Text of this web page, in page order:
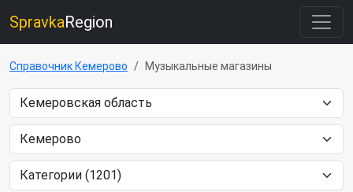
SpravkaRegion
Справочник Кемерово Музыкальные магазины